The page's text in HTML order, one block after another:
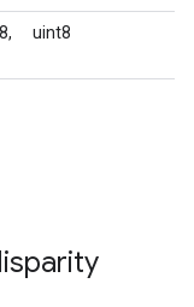
uint8